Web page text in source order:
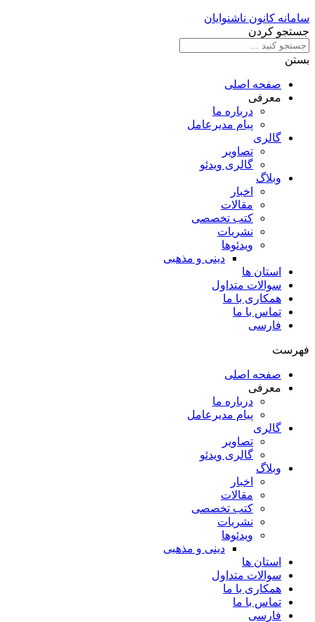
سامانه کانون ناشنوایان
جستجو کردن
بستن
صفحه اصلی
معرفی
درباره ما
پیام مدیرعامل
گالری
تصاویر
گالری ویدئو
وبلاگ
اخبار
مقالات
کتب تخصصی
نشریات
ویدئوها
دینی و مذهبی
استان ها
سوالات متداول
همکاری با ما
تماس با ما
فارسی
فهرست
صفحه اصلی
معرفی
درباره ما
پیام مدیرعامل
گالری
تصاویر
گالری ویدئو
وبلاگ
اخبار
مقالات
کتب تخصصی
نشریات
ویدئوها
دینی و مذهبی
استان ها
سوالات متداول
همکاری با ما
تماس با ما
فارسی